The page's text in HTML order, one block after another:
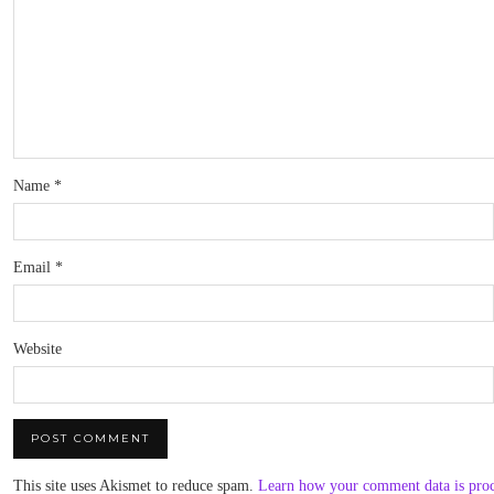
Name *
Email *
Website
This site uses Akismet to reduce spam. Learn how your comment data is